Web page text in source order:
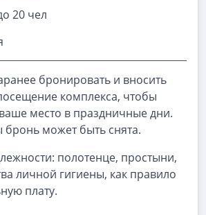
20 чел
бронировать и вносить
комплекса, чтобы
место в праздничные дни.
бронь может быть снята.
полотенце, простыни,
личной гигиены, как правило
плату.